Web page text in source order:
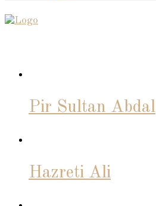
Pir Sultan Abdal
Hazreti Ali